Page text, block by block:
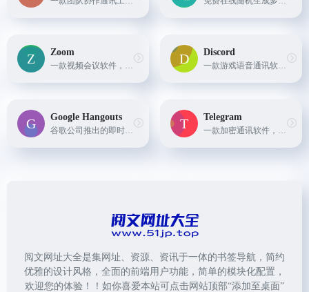
Zoom
一款视频会议软件，支持多人在线会议，同时提供实时翻译、录制等功能。
Discord
一款游戏语音通讯软件，支持语音聊天和文字聊天，同时提供服务器管理、频道管理等功能。
Google Hangouts
谷歌公司推出的即时通讯软件，支持文字、语音、视频等多种形式的通讯，同时提供云存储、群组聊天等功能。
Telegram
一款加密通讯软件，支持文字、语音、视频等多种形式的通讯，同时提供云存储、群组聊天等功能。
阅文网址大全是集网址、资源、资讯于一体的书签导航，简约
优雅的设计风格，全面的前端用户功能，简单的模块化配置，
欢迎您的体验！！如你喜爱本站可点击网站顶部“添加至桌面”